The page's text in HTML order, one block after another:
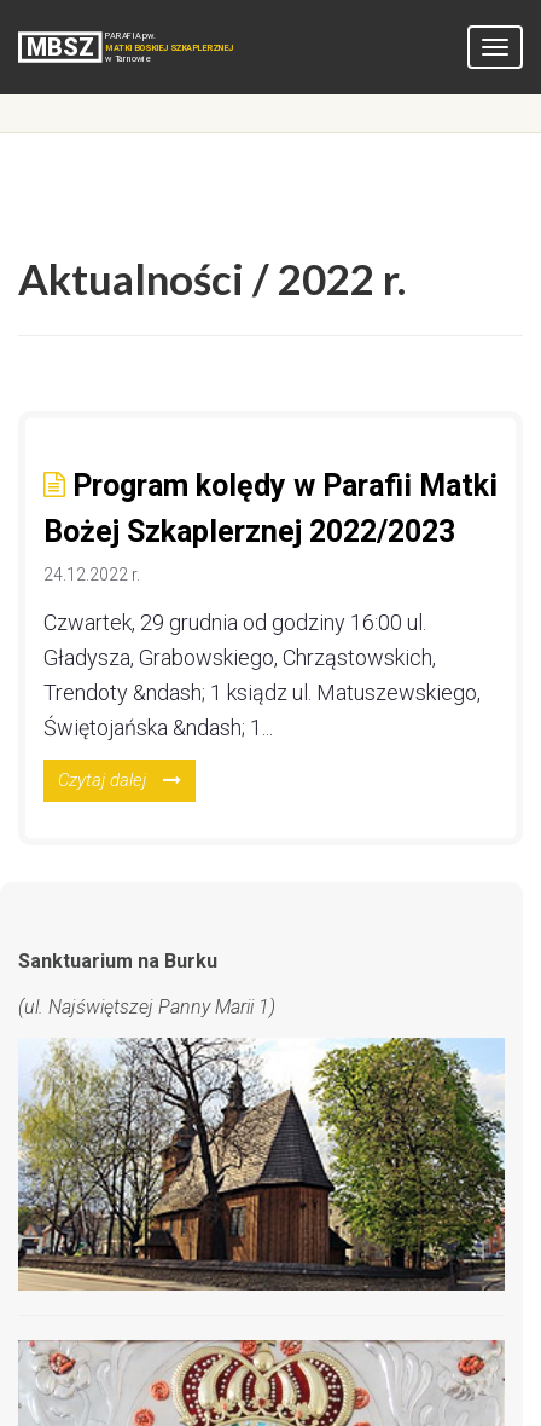
Aktualności / 2022 r.
Program kolędy w Parafii Matki
Bożej Szkaplerznej 2022/2023
24.12.2022 r.
Czwartek, 29 grudnia od godziny 16:00 ul.
Gładysza, Grabowskiego, Chrząstowskich,
Trendoty &ndash; 1 ksiądz ul. Matuszewskiego,
Świętojańska &ndash; 1...
Czytaj dalej
Sanktuarium na Burku
(ul. Najświętszej Panny Marii 1)